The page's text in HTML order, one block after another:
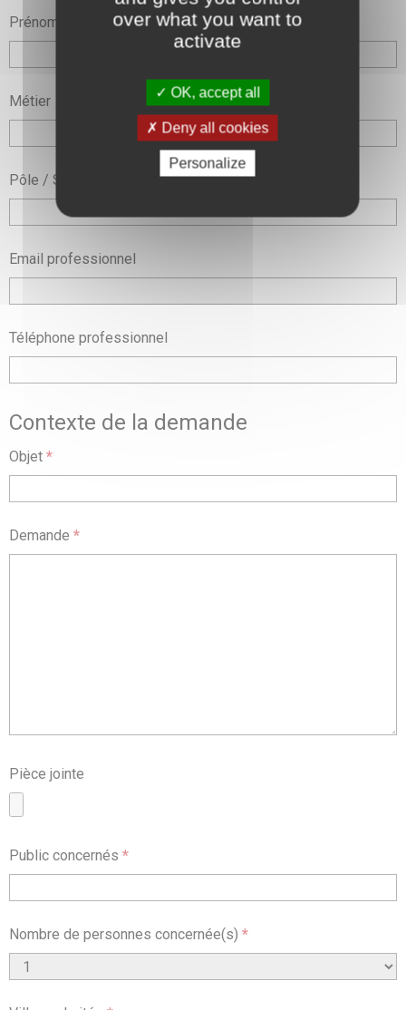
Prénom
Métier
Pôle / Service
Email professionnel
Téléphone professionnel
Contexte de la demande
Objet *
Demande *
Pièce jointe
Public concernés *
Nombre de personnes concernée(s) *
over what you want to
activate
OK, accept all
Deny all cookies
Personalize